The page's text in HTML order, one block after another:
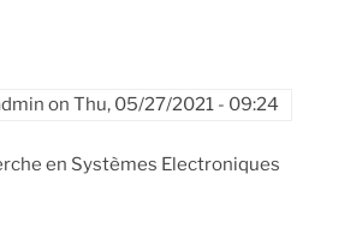
on Thu, 05/27/2021 - 09:24
en Systèmes Electroniques